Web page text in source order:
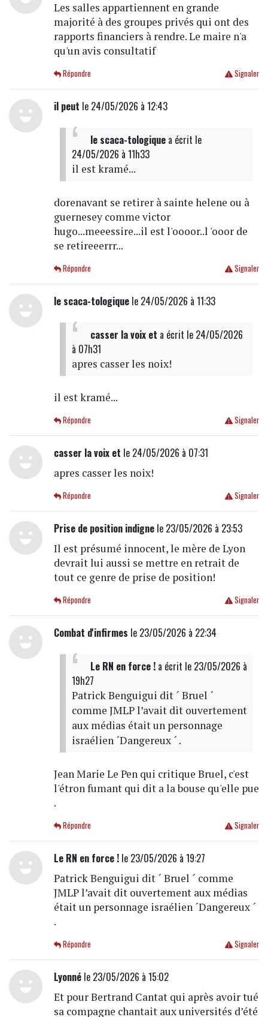
Les salles appartiennent en grande
majorité à des groupes privés qui ont des
rapports financiers à rendre. Le maire n'a
qu'un avis consultatif
Signaler
Répondre
il peut le 24/05/2026 à 12:43
le scaca-tologiquea écrit le
24/05/2026 à 11h33
il est kramé...
dorenavant se retirer à sainte helene ou à
guernesey comme victor
hugo...meeessire...il est l'oooor..l 'ooor de
se retireeerrr...
Signaler
Répondre
le scaca-tologiquele 24/05/2026 à 11:33
casser la voix et a écrit le 24/05/2026
à 07h31
apres casser les noix!
il est kramé...
Signaler
Répondre
casser la voix et le 24/05/2026 à 07:31
apres casser les noix!
Signaler
Répondre
Prise de position indignele 23/05/2026 à 23:53
Il est présumé innocent, le mère de Lyon
devrait lui aussi se mettre en retrait de
tout ce genre de prise de position!
Signaler
Répondre
Combat d'infirmes le 23/05/2026 à 22:34
Le RN en force !a écrit le 23/05/2026 à
19h27
Patrick Benguigui dit ´ Bruel ´
comme JMLP l’avait dit ouvertement
aux médias était un personnage
israélien ´Dangereux ´ .
Jean Marie Le Pen qui critique Bruel, c'est
l'étron fumant qui dit a la bouse qu'elle pue
.
Signaler
Répondre
Le RN en force !le 23/05/2026 à 19:27
Patrick Benguigui dit ´ Bruel ´ comme
JMLP l’avait dit ouvertement aux médias
était un personnage israélien ´Dangereux ´
.
Signaler
Répondre
Lyonnéle 23/05/2026 à 15:02
Et pour Bertrand Cantat qui après avoir tué
sa compagne chantait aux universités d’été